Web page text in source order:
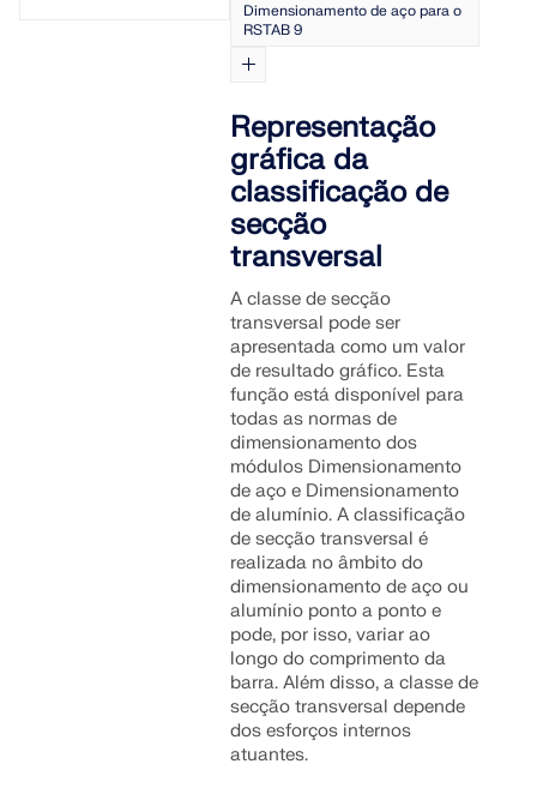
Dimensionamento de aço para o
RSTAB 9
Representação
gráfica da
classificação de
secção
transversal
A classe de secção
transversal pode ser
apresentada como um valor
de resultado gráfico. Esta
função está disponível para
todas as normas de
dimensionamento dos
módulos Dimensionamento
de aço e Dimensionamento
de alumínio. A classificação
de secção transversal é
realizada no âmbito do
dimensionamento de aço ou
alumínio ponto a ponto e
pode, por isso, variar ao
longo do comprimento da
barra. Além disso, a classe de
secção transversal depende
dos esforços internos
atuantes.